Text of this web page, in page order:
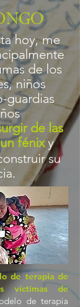
hoy, me
de los
niños
guardias
de las
fénix y
su
de terapia de
víctimas de
de terapia